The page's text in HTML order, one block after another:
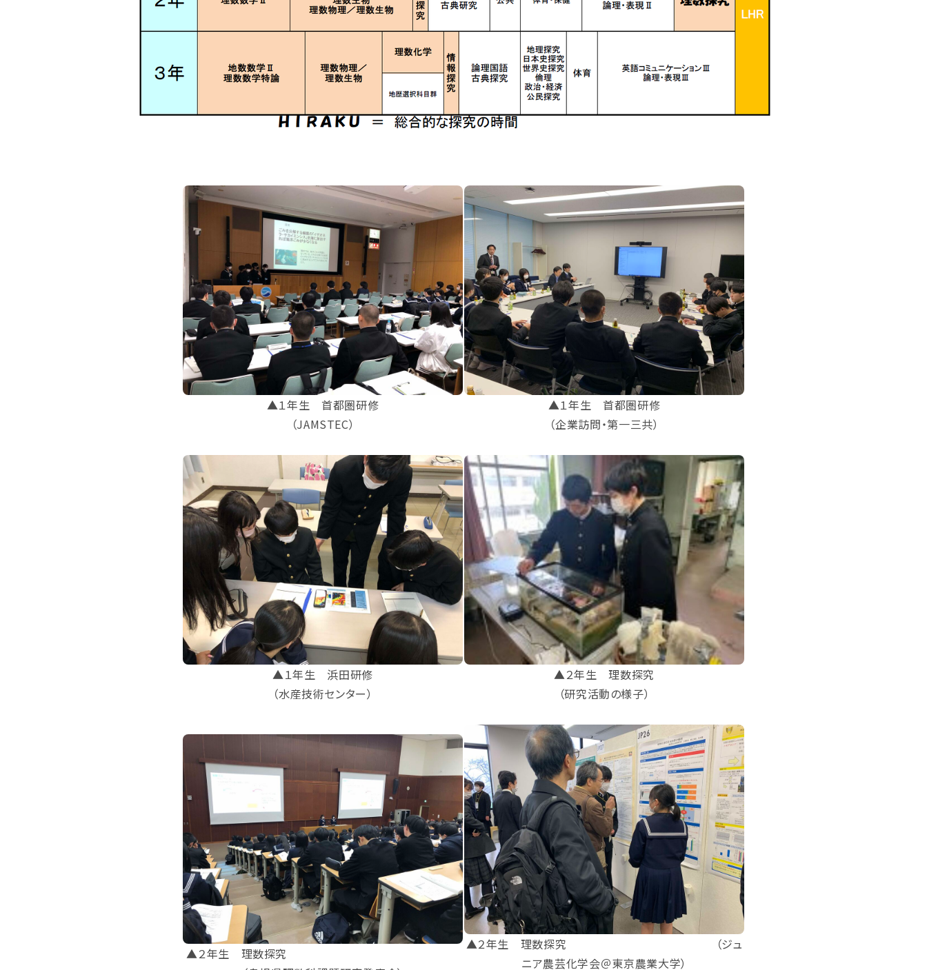
▲１年生 首都圏研修
（JAMSTEC）
▲１年生 首都圏研修
（企業訪問・第一三共）
▲１年生 浜田研修
（水産技術センター）
▲２年生 理数探究
（研究活動の様子）
▲２年生 理数探究
▲２年生 理数探究 （ジュ
ニア農芸化学会＠東京農業大学）